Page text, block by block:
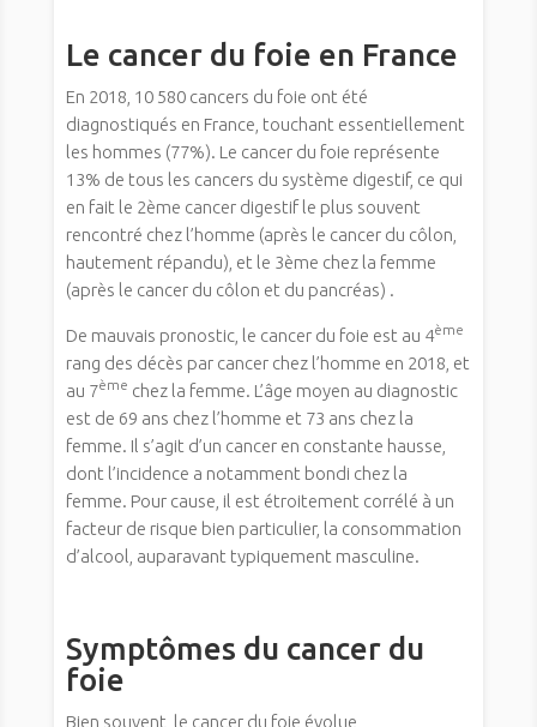
Le cancer du foie en France
En 2018, 10 580 cancers du foie ont été
diagnostiqués en France, touchant essentiellement
les hommes (77%). Le cancer du foie représente
13% de tous les cancers du système digestif, ce qui
en fait le 2ème cancer digestif le plus souvent
rencontré chez l’homme (après le cancer du côlon,
hautement répandu), et le 3ème chez la femme
(après le cancer du côlon et du pancréas) .
De mauvais pronostic, le cancer du foie est au 4ème
rang des décès par cancer chez l’homme en 2018, et
au 7ème chez la femme. L’âge moyen au diagnostic
est de 69 ans chez l’homme et 73 ans chez la
femme. Il s’agit d’un cancer en constante hausse,
dont l’incidence a notamment bondi chez la
femme. Pour cause, il est étroitement corrélé à un
facteur de risque bien particulier, la consommation
d’alcool, auparavant typiquement masculine.
Symptômes du cancer du
foie
Bien souvent, le cancer du foie évolue